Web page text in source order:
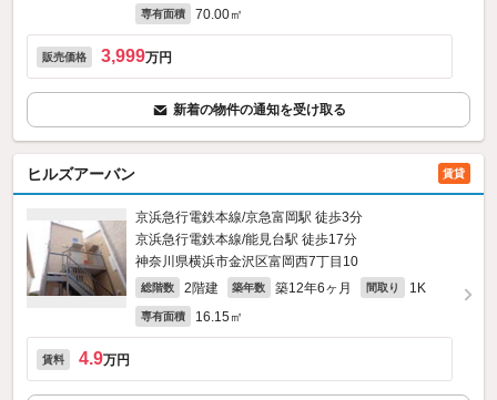
専有面積 70.00㎡
販売価格 3,999万円
新着の物件の通知を受け取る
ヒルズアーバン 賃貸
京浜急行電鉄本線/京急富岡駅 徒歩3分
京浜急行電鉄本線/能見台駅 徒歩17分
神奈川県横浜市金沢区富岡西7丁目10
総階数 2階建 築年数 築12年6ヶ月 間取り 1K
専有面積 16.15㎡
賃料 4.9万円